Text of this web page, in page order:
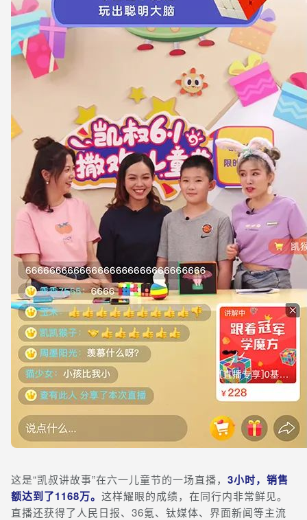
这是“凯叔讲故事”在六一儿童节的一场直播， 3小时，销售
额达到了1168万。 这样耀眼的成绩，在同行内非常鲜见。
直播还获得了人民日报、36氪、钛媒体、界面新闻等主流